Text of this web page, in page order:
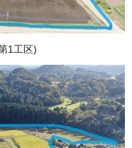
1工区)